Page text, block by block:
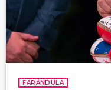
FARÁNDULA